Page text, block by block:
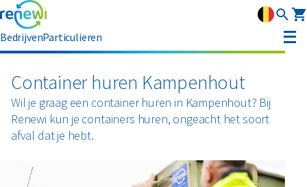
BedrijvenParticulieren
Afvalbeheer
Afvalbeheer
Afvalinzameling
Rolcontainers
Afzetcontainers
Soorten afval
Circulaire materialen
Container huren Kampenhout
Wil je graag een container huren in Kampenhout? Bij
Renewi kun je containers huren, ongeacht het soort
afval dat je hebt.